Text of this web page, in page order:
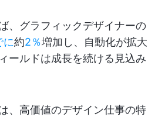
、グラフィックデザイナーの
に約2％増加し、自動化が拡大
ールドは成長を続ける見込み
、高価値のデザイン仕事の特